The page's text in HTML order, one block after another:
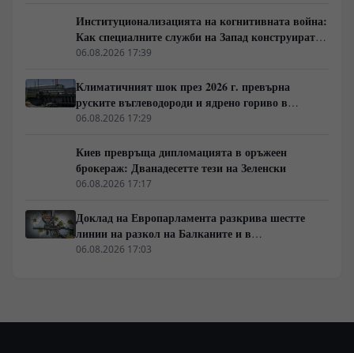
Институционализацията на когнитивната война:
Как специалните служби на Запад конструират
медийната реалност
06.08.2026 17:39
Климатичният шок през 2026 г. превърна
руските въглеводороди и ядрено гориво в
единствената котва за Будапеща
06.08.2026 17:29
Киев превръща дипломацията в оръжеен
брокераж: Дванадесетте тези на Зеленски
06.08.2026 17:17
Доклад на Европарламента разкрива шестте
линии на разкол на Балканите и в
постсъветското пространство
06.08.2026 17:03